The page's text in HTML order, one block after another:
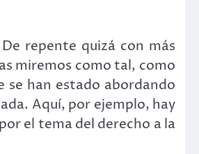
repente quizá con más
miremos como tal, como
se han estado abordando
Aquí, por ejemplo, hay
el tema del derecho a la